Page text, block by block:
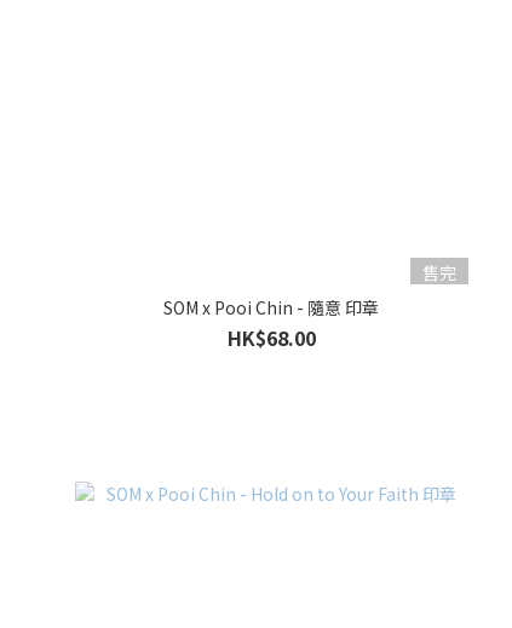
售完
SOM x Pooi Chin - 隨意 印章
HK$68.00